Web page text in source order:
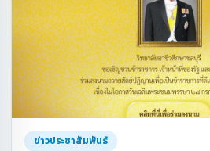
ข่าวประชาสัมพันธ์